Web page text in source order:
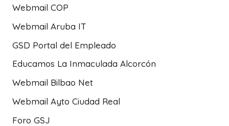
Webmail COP
Webmail Aruba IT
GSD Portal del Empleado
Educamos La Inmaculada Alcorcón
Webmail Bilbao Net
Webmail Ayto Ciudad Real
Foro GSJ